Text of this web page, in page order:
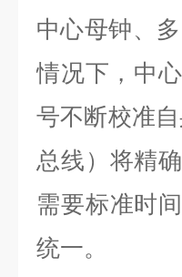
中心母钟、
情况下，中
号不断校准
总线）将精
需要标准时
统一。